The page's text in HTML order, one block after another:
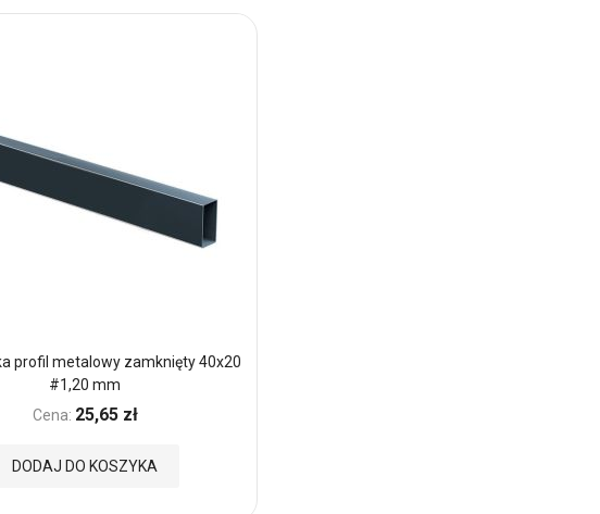
profil metalowy zamknięty 40x20
#1,20 mm
Cena: 25,65 zł
DODAJ DO KOSZYKA